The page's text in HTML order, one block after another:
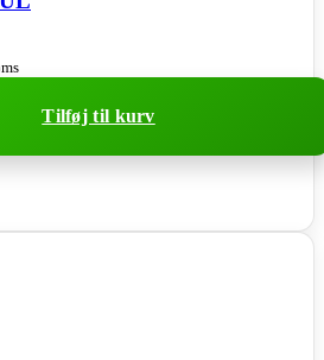
Tilføj til kurv